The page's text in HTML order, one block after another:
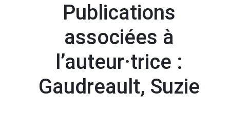
Publications
associées à
l’auteur·trice :
Gaudreault, Suzie